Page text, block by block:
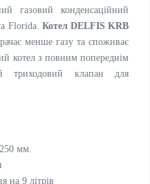
газовий конденсаційний
Florida. Котел DELFIS KRB
менше газу та споживає
котел з повним попереднім
триходовий клапан для
мм.
на 9 літрів